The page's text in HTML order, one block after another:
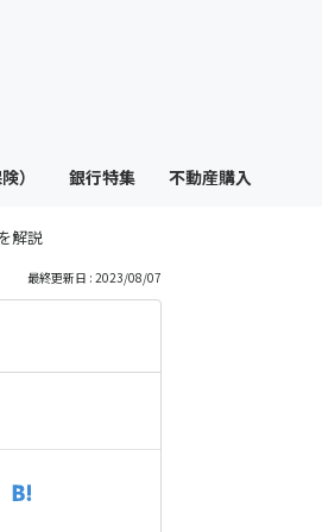
） 銀行特集 不動産購入
解説
最終更新日 : 2023/08/07